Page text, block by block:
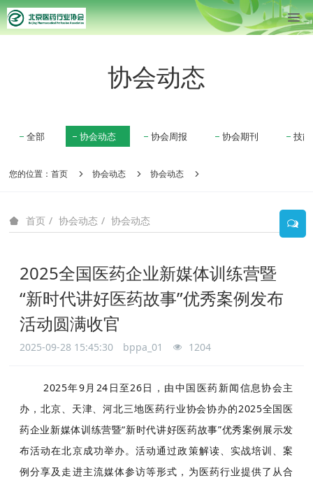
协会动态
全部 协会动态 协会周报 协会期刊 技
您的位置：首页 协会动态 协会动态
首页 协会动态 协会动态
2025全国医药企业新媒体训练营暨
“新时代讲好医药故事”优秀案例发布
活动圆满收官
2025-09-28 15:45:30 bppa_01 1204
2025年9月24日至26日，由中国医药新闻信息协会主
办，北京、天津、河北三地医药行业协会协办的2025全国医
药企业新媒体训练营暨“新时代讲好医药故事”优秀案例展示发
布活动在北京成功举办。活动通过政策解读、实战培训、案
例分享及走进主流媒体参访等形式，为医药行业提供了从合